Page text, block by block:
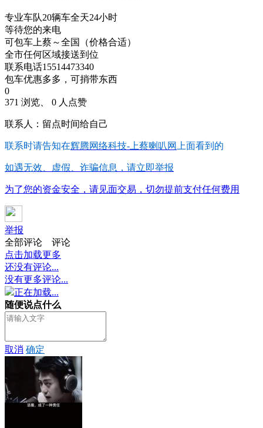
专业车队20辆车全天24小时
等待您的来电
可包车上蔡～全国（价格合适）
全市任何区域接送到位
联系电话15514473340
包车优惠多多，可捎带东西
0
371 浏览、 0 人点赞
联系人：留点时间给自己
联系时请告知在辉腾网络科技-上蔡喇叭网 上面看到的
如遇无效、虚假、诈骗信息，请立即举报
为了您的资金安全，请见面交易，切勿提前支付任何费用
举报
全部评论
评论
点击加载更多
还没有评论...
没有更多评论...
正在加载...
随便说点什么
取消 确定